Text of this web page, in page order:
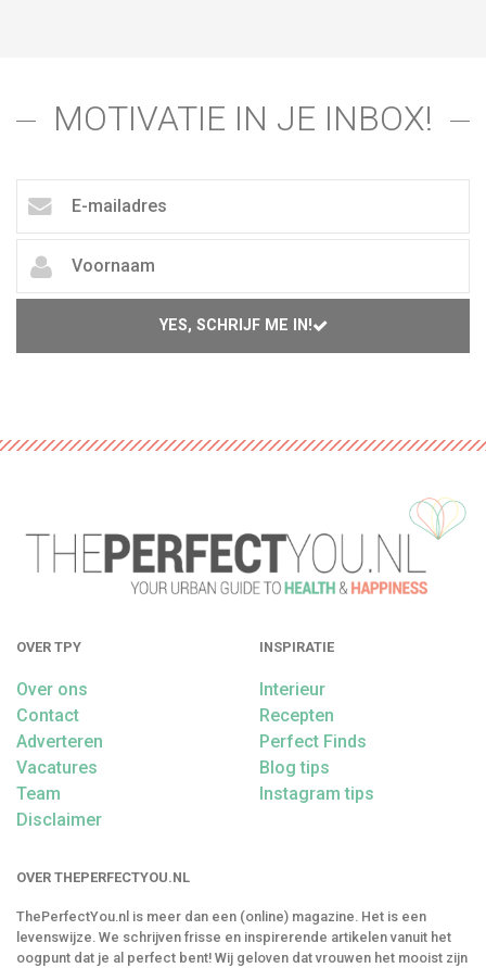
MOTIVATIE IN JE INBOX!
YES, SCHRIJF ME IN!
OVER TPY
Over ons
Contact
Adverteren
Vacatures
Team
Disclaimer
INSPIRATIE
Interieur
Recepten
Perfect Finds
Blog tips
Instagram tips
OVER THEPERFECTYOU.NL
ThePerfectYou.nl is meer dan een (online) magazine. Het is een
levenswijze. We schrijven frisse en inspirerende artikelen vanuit het
oogpunt dat je al perfect bent! Wij geloven dat vrouwen het mooist zijn